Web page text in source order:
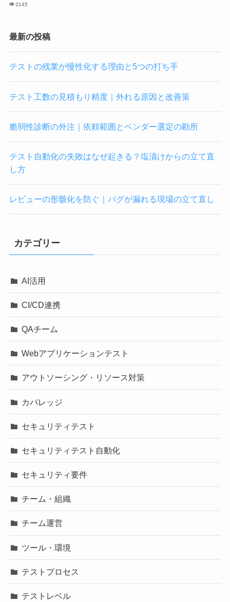
2145
最新の投稿
テストの残業が慢性化する理由と5つの打ち手
テスト工数の見積もり精度｜外れる原因と改善策
脆弱性診断の外注｜依頼範囲とベンダー選定の勘所
テスト自動化の失敗はなぜ起きる？塩漬けからの立て直
し方
レビューの形骸化を防ぐ｜バグが漏れる現場の立て直し
カテゴリー
AI活用
CI/CD連携
QAチーム
Webアプリケーションテスト
アウトソーシング・リソース対策
カバレッジ
セキュリティテスト
セキュリティテスト自動化
セキュリティ要件
チーム・組織
チーム運営
ツール・環境
テストプロセス
テストレベル